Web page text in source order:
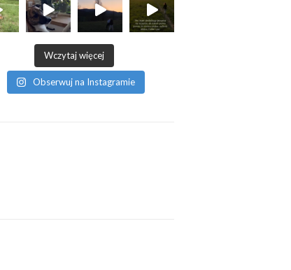
Wczytaj więcej
Obserwuj na Instagramie